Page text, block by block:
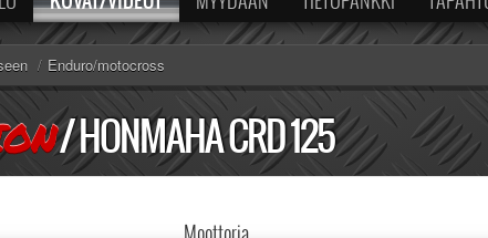
/ Enduro/motocross
/HONMAHA CRD 125
Moottoria